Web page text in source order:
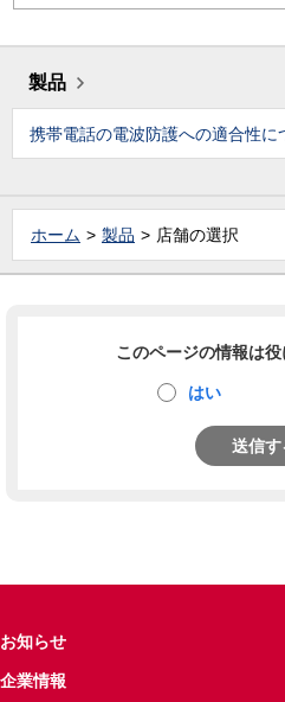
製品
携帯電話の電波防護への適合性に
ホーム 製品 店舗の選択
このページの情報は
はい
送信す
お知らせ
企業情報